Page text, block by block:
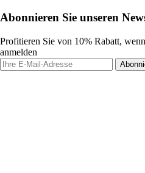
Abonnieren Sie unseren
Profitieren Sie von 10% Rabatt,
anmelden